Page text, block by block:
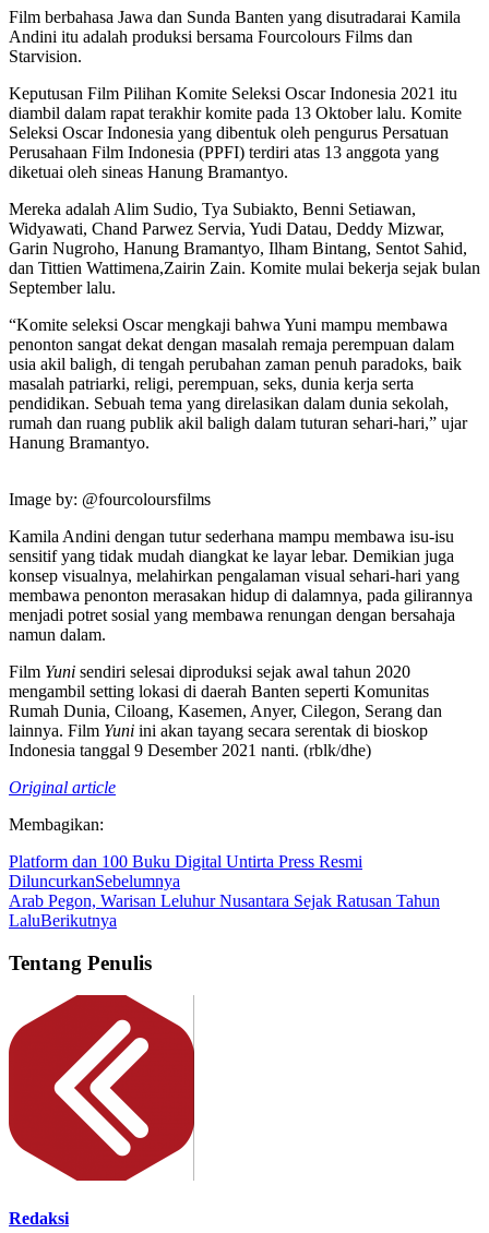
Film berbahasa Jawa dan Sunda Banten yang disutradarai Kamila
Andini itu adalah produksi bersama Fourcolours Films dan
Starvision.
Keputusan Film Pilihan Komite Seleksi Oscar Indonesia 2021 itu
diambil dalam rapat terakhir komite pada 13 Oktober lalu. Komite
Seleksi Oscar Indonesia yang dibentuk oleh pengurus Persatuan
Perusahaan Film Indonesia (PPFI) terdiri atas 13 anggota yang
diketuai oleh sineas Hanung Bramantyo.
Mereka adalah Alim Sudio, Tya Subiakto, Benni Setiawan,
Widyawati, Chand Parwez Servia, Yudi Datau, Deddy Mizwar,
Garin Nugroho, Hanung Bramantyo, Ilham Bintang, Sentot Sahid,
dan Tittien Wattimena,Zairin Zain. Komite mulai bekerja sejak bulan
September lalu.
“Komite seleksi Oscar mengkaji bahwa Yuni mampu membawa
penonton sangat dekat dengan masalah remaja perempuan dalam
usia akil baligh, di tengah perubahan zaman penuh paradoks, baik
masalah patriarki, religi, perempuan, seks, dunia kerja serta
pendidikan. Sebuah tema yang direlasikan dalam dunia sekolah,
rumah dan ruang publik akil baligh dalam tuturan sehari-hari,” ujar
Hanung Bramantyo.
Image by: @fourcoloursfilms
Kamila Andini dengan tutur sederhana mampu membawa isu-isu
sensitif yang tidak mudah diangkat ke layar lebar. Demikian juga
konsep visualnya, melahirkan pengalaman visual sehari-hari yang
membawa penonton merasakan hidup di dalamnya, pada gilirannya
menjadi potret sosial yang membawa renungan dengan bersahaja
namun dalam.
Film Yuni sendiri selesai diproduksi sejak awal tahun 2020
mengambil setting lokasi di daerah Banten seperti Komunitas
Rumah Dunia, Ciloang, Kasemen, Anyer, Cilegon, Serang dan
lainnya. Film Yuni ini akan tayang secara serentak di bioskop
Indonesia tanggal 9 Desember 2021 nanti. (rblk/dhe)
Original article
Membagikan:
Platform dan 100 Buku Digital Untirta Press Resmi
DiluncurkanSebelumnya
Arab Pegon, Warisan Leluhur Nusantara Sejak Ratusan Tahun
LaluBerikutnya
Tentang Penulis
Redaksi